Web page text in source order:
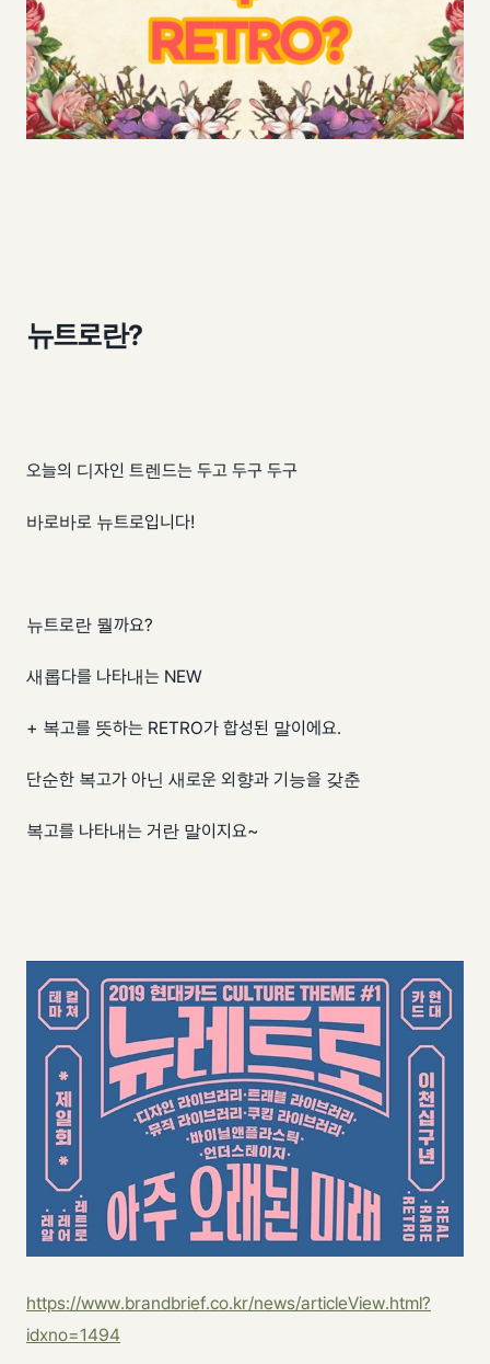
뉴트로란?
오늘의 디자인 트렌드는 두고 두구 두구
바로바로 뉴트로입니다!
뉴트로란 뭘까요?
새롭다를 나타내는 NEW
+ 복고를 뜻하는 RETRO가 합성된 말이에요.
단순한 복고가 아닌 새로운 외향과 기능을 갖춘
복고를 나타내는 거란 말이지요~
https://www.brandbrief.co.kr/news/articleView.html?
idxno=1494